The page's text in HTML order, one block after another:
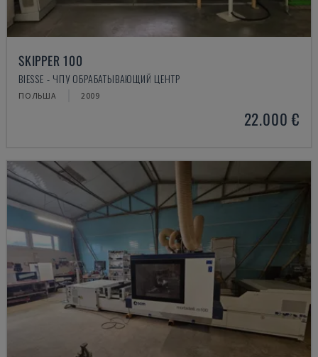
SKIPPER 100
BIESSE - ЧПУ ОБРАБАТЫВАЮЩИЙ ЦЕНТР
ПОЛЬША 2009
22.000 €